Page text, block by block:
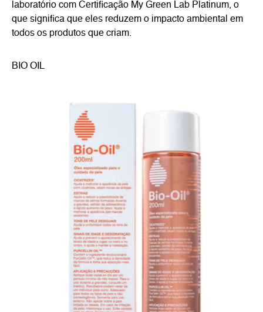
laboratório com Certificação My Green Lab Platinum, o
que significa que eles reduzem o impacto ambiental em
todos os produtos que criam.
BIO OIL